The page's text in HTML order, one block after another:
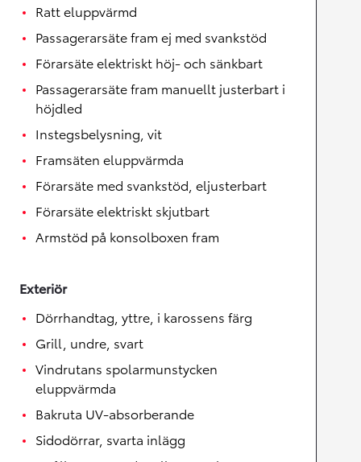
Ratt eluppvärmd
Passagerarsäte fram ej med svankstöd
Förarsäte elektriskt höj- och sänkbart
Passagerarsäte fram manuellt justerbart i
höjdled
Instegsbelysning, vit
Framsäten eluppvärmda
Förarsäte med svankstöd, eljusterbart
Förarsäte elektriskt skjutbart
Armstöd på konsolboxen fram
Exteriör
Dörrhandtag, yttre, i karossens färg
Grill, undre, svart
Vindrutans spolarmunstycken
eluppvärmda
Bakruta UV-absorberande
Sidodörrar, svarta inlägg